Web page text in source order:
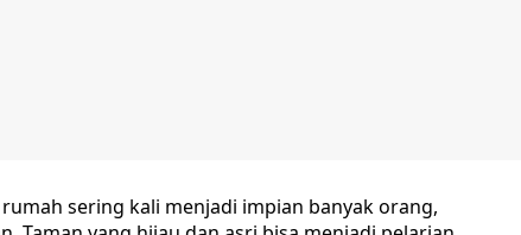
sering kali menjadi impian banyak orang,